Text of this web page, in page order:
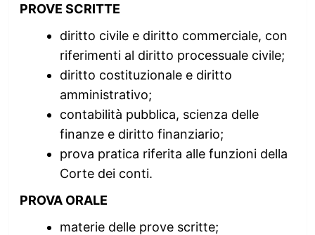
PROVE SCRITTE
diritto civile e diritto commerciale, con
riferimenti al diritto processuale civile;
diritto costituzionale e diritto
amministrativo;
contabilità pubblica, scienza delle
finanze e diritto finanziario;
prova pratica riferita alle funzioni della
Corte dei conti.
PROVA ORALE
materie delle prove scritte;